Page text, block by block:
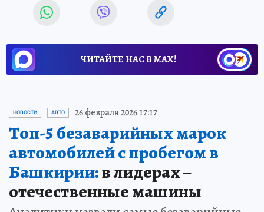
ЧИТАЙТЕ НАС В МАХ!
НОВОСТИ АВТО 26 февраля 2026 17:17
Топ-5 безаварийных марок
автомобилей с пробегом в
Башкирии:в лидерах –
отечественные машины